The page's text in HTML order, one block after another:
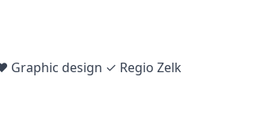
design ✓ Regio Zelk